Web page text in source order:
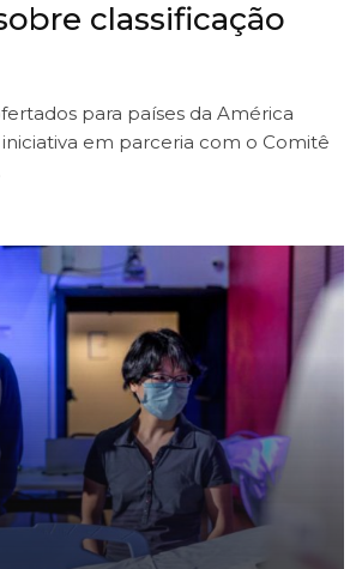
classificação
para países da América
em parceria com o Comitê